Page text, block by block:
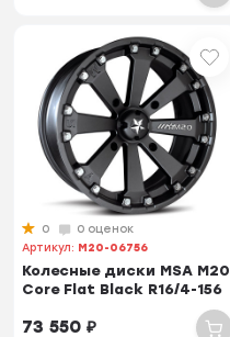
0
0 оценок
Артикул: M20-06756
Колесные диски MSA M20
Core Flat Black R16/4-156
73 550₽